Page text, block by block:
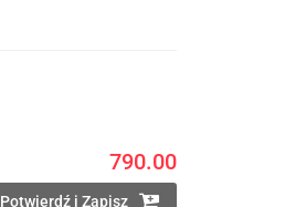
790.00
Potwierdź i Zapisz